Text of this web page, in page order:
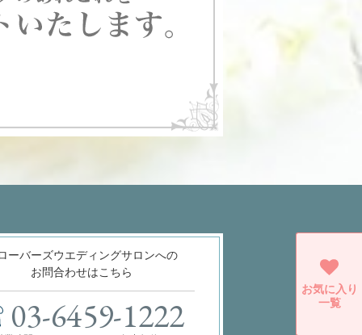
ーバーズウエディングサロンへの
お問合わせはこちら
03-6459-1222
お気に入り
一覧